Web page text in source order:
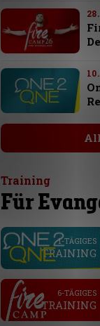
Training
Für
1-TÄGIGES
TRAINING
. 6-TÄGIGES
TRAINING